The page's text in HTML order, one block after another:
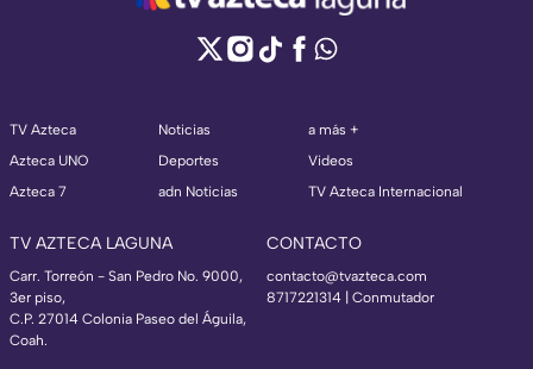
TV Azteca
Azteca UNO
Azteca 7
Noticias
Deportes
adn Noticias
a más +
Videos
TV Azteca Internacional
TV AZTECA LAGUNA
Carr. Torreón - San Pedro No. 9000,
3er piso,
C.P. 27014 Colonia Paseo del Águila,
Coah.
CONTACTO
contacto@tvazteca.com
8717221314 | Conmutador